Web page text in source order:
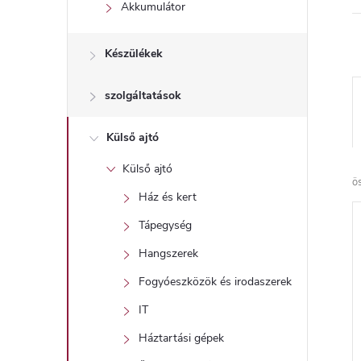
Akkumulátor
Készülékek
szolgáltatások
Külső ajtó
Külső ajtó
Ház és kert
Tápegység
Hangszerek
Fogyóeszközök és irodaszerek
IT
Háztartási gépek
e